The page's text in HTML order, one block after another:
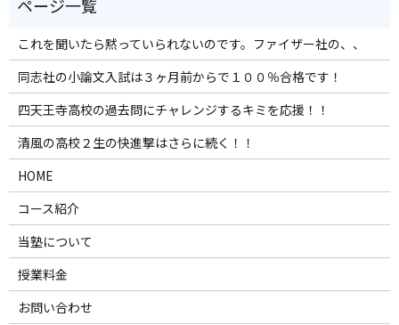
これを聞いたら黙っていられないのです。ファイザー社の、、
同志社の小論文入試は３ヶ月前からで１００％合格です！
四天王寺高校の過去問にチャレンジするキミを応援！！
清風の高校２生の快進撃はさらに続く！！
HOME
コース紹介
当塾について
授業料金
お問い合わせ